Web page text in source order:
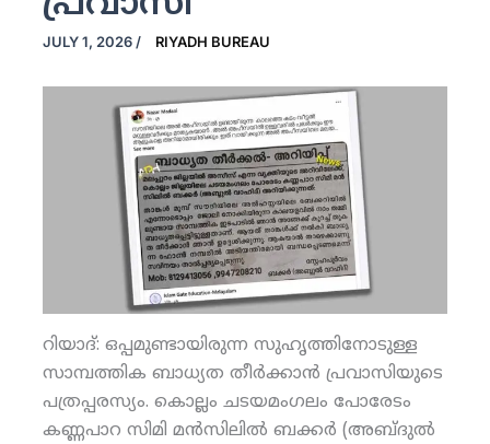
JULY 1, 2026 / RIYADH BUREAU
റിയാദ്: ഒപ്പമുണ്ടായിരുന്ന സുഹൃത്തിനോടുള്ള
സാമ്പത്തിക ബാധ്യത തീര്‍ക്കാന്‍ പ്രവാസിയുടെ
പത്രപ്പരസ്യം. കൊല്ലം ചടയമംഗലം പോരേടം
കണ്ണപാറ സിമി മന്‍സിലില്‍ ബക്കര്‍ (അബ്ദുല്‍